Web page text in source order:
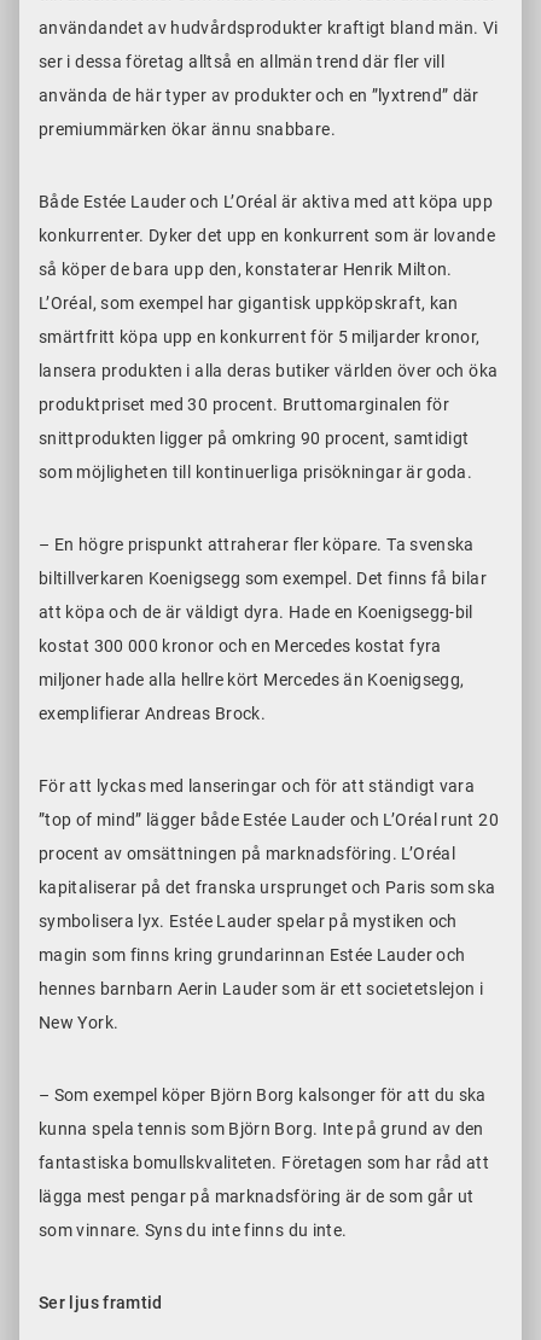
användandet av hudvårdsprodukter kraftigt bland män. Vi
ser i dessa företag alltså en allmän trend där fler vill
använda de här typer av produkter och en ”lyxtrend” där
premiummärken ökar ännu snabbare.
Både Estée Lauder och L’Oréal är aktiva med att köpa upp
konkurrenter. Dyker det upp en konkurrent som är lovande
så köper de bara upp den, konstaterar Henrik Milton.
L’Oréal, som exempel har gigantisk uppköpskraft, kan
smärtfritt köpa upp en konkurrent för 5 miljarder kronor,
lansera produkten i alla deras butiker världen över och öka
produktpriset med 30 procent. Bruttomarginalen för
snittprodukten ligger på omkring 90 procent, samtidigt
som möjligheten till kontinuerliga prisökningar är goda.
– En högre prispunkt attraherar fler köpare. Ta svenska
biltillverkaren Koenigsegg som exempel. Det finns få bilar
att köpa och de är väldigt dyra. Hade en Koenigsegg-bil
kostat 300 000 kronor och en Mercedes kostat fyra
miljoner hade alla hellre kört Mercedes än Koenigsegg,
exemplifierar Andreas Brock.
För att lyckas med lanseringar och för att ständigt vara
”top of mind” lägger både Estée Lauder och L’Oréal runt 20
procent av omsättningen på marknadsföring. L’Oréal
kapitaliserar på det franska ursprunget och Paris som ska
symbolisera lyx. Estée Lauder spelar på mystiken och
magin som finns kring grundarinnan Estée Lauder och
hennes barnbarn Aerin Lauder som är ett societetslejon i
New York.
– Som exempel köper Björn Borg kalsonger för att du ska
kunna spela tennis som Björn Borg. Inte på grund av den
fantastiska bomullskvaliteten. Företagen som har råd att
lägga mest pengar på marknadsföring är de som går ut
som vinnare. Syns du inte finns du inte.
Ser ljus framtid